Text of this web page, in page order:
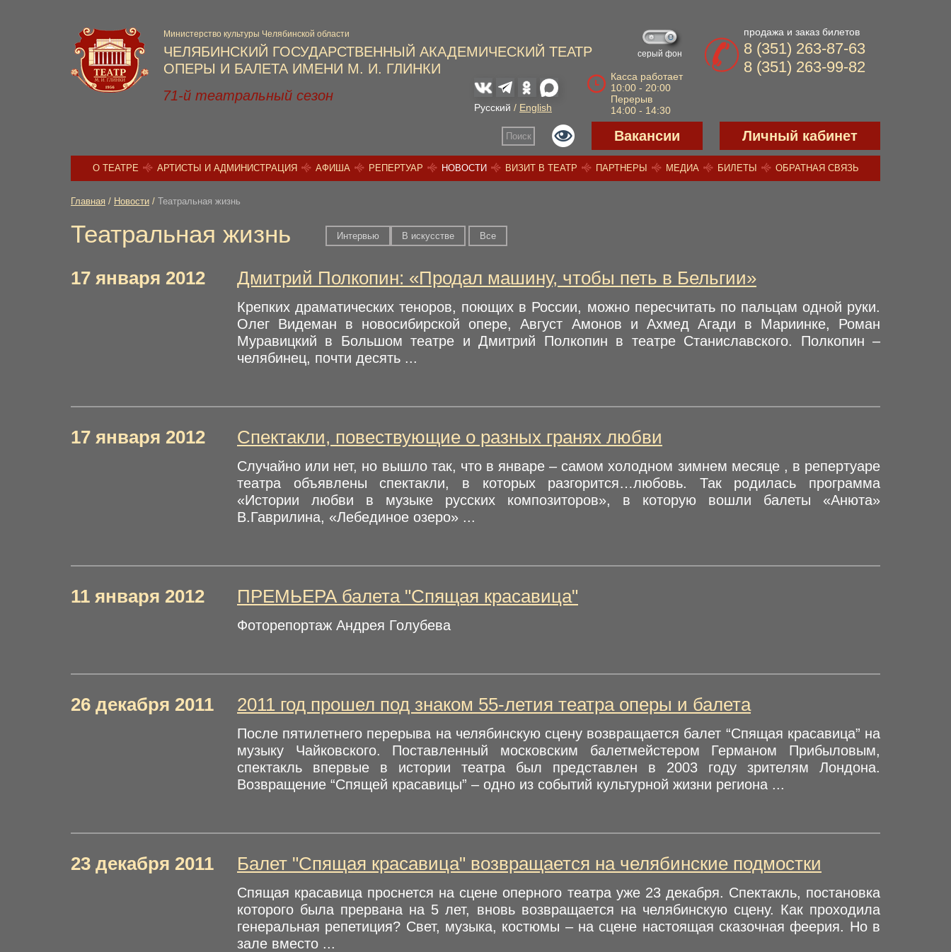
ЧЕЛЯБИНСКИЙ ГОСУДАРСТВЕННЫЙ АКАДЕМИЧЕСКИЙ ТЕАТР
ОПЕРЫ И БАЛЕТА ИМЕНИ М. И. ГЛИНКИ
Министерство культуры Челябинской области
серый фон
Касса работает
10:00 - 20:00
Перерыв
14:00 - 14:30
Русский / English
продажа и заказ билетов
8 (351) 263-87-63
8 (351) 263-99-82
71-й театральный сезон
Поиск Вакансии Личный кабинет
О ТЕАТРЕ АРТИСТЫ И АДМИНИСТРАЦИЯ АФИША РЕПЕРТУАР НОВОСТИ ВИЗИТ В ТЕАТР ПАРТНЕРЫ МЕДИА БИЛЕТЫ ОБРАТНАЯ СВЯЗЬ
Главная / Новости / Театральная жизнь
Театральная жизнь Интервью В искусстве Вce
17 января 2012 Дмитрий Полкопин: «Продал машину, чтобы петь в Бельгии»
Крепких драматических теноров, поющих в России, можно пересчитать по пальцам одной руки.
Олег Видеман в новосибирской опере, Август Амонов и Ахмед Агади в Мариинке, Роман
Муравицкий в Большом театре и Дмитрий Полкопин в театре Станиславского. Полкопин –
челябинец, почти десять ...
17 января 2012 Спектакли, повествующие о разных гранях любви
Случайно или нет, но вышло так, что в январе – самом холодном зимнем месяце , в репертуаре
театра объявлены спектакли, в которых разгорится…любовь. Так родилась программа
«Истории любви в музыке русских композиторов», в которую вошли балеты «Анюта»
В.Гаврилина, «Лебединое озеро» ...
11 января 2012 ПРЕМЬЕРА балета "Спящая красавица"
Фоторепортаж Андрея Голубева
26 декабря 2011 2011 год прошел под знаком 55-летия театра оперы и балета
После пятилетнего перерыва на челябинскую сцену возвращается балет “Спящая красавица” на
музыку Чайковского. Поставленный московским балетмейстером Германом Прибыловым,
спектакль впервые в истории театра был представлен в 2003 году зрителям Лондона.
Возвращение “Спящей красавицы” – одно из событий культурной жизни региона ...
23 декабря 2011 Балет "Спящая красавица" возвращается на челябинские подмостки
Спящая красавица проснется на сцене оперного театра уже 23 декабря. Спектакль, постановка
которого была прервана на 5 лет, вновь возвращается на челябинскую сцену. Как проходила
генеральная репетиция? Свет, музыка, костюмы – на сцене настоящая сказочная феерия. Но в
зале вместо ...